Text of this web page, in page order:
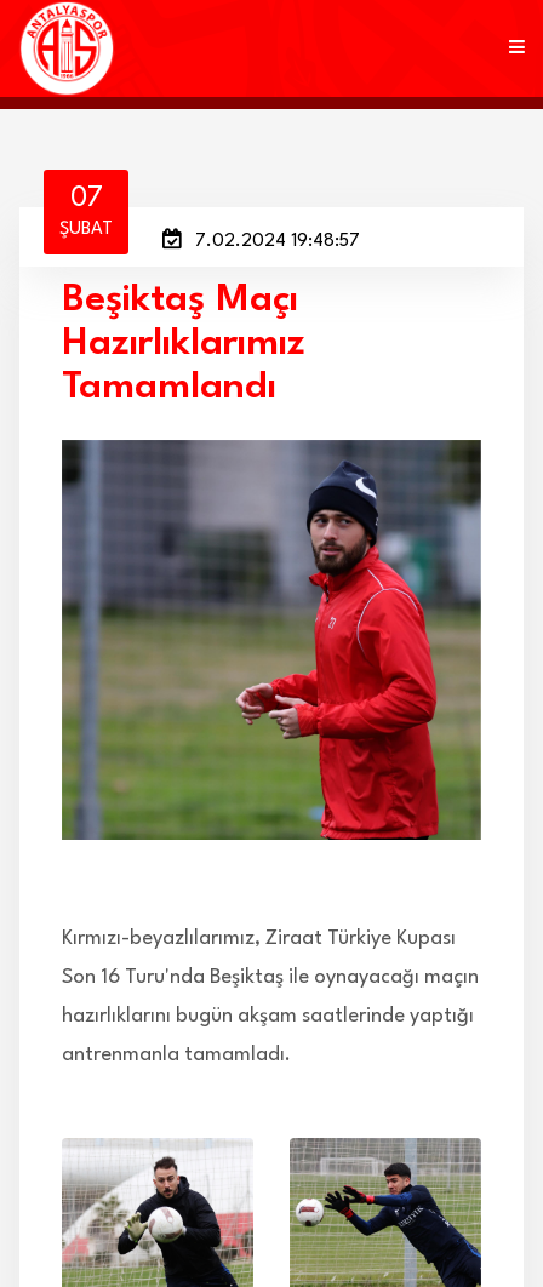
KULÜP
FUTBOL
AKADEMİ
MARKALAR
07
ŞUBAT
7.02.2024 19:48:57
Beşiktaş Maçı
Hazırlıklarımız
Tamamlandı
Kırmızı-beyazlılarımız, Ziraat Türkiye Kupası
Son 16 Turu'nda Beşiktaş ile oynayacağı maçın
hazırlıklarını bugün akşam saatlerinde yaptığı
antrenmanla tamamladı.